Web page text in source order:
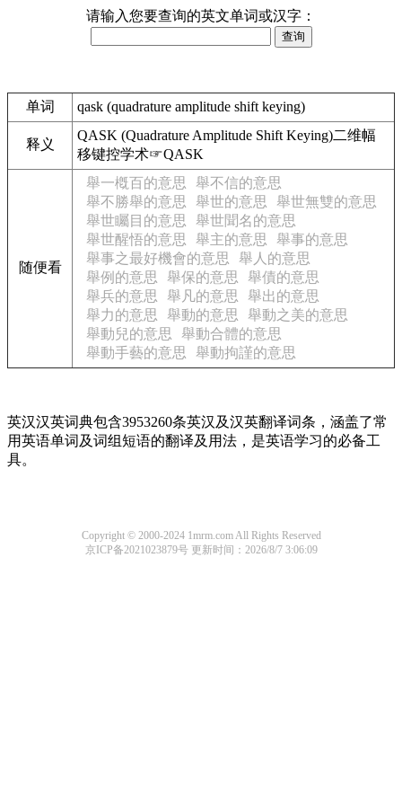
请输入您要查询的英文单词或汉字：
单词 qask (quadrature amplitude shift keying)
释义
QASK (Quadrature Amplitude Shift Keying)二维幅
移键控学术☞QASK
随便看
舉一槪百的意思
舉不信的意思
舉不勝舉的意思
舉世的意思
舉世無雙的意思
舉世矚目的意思
舉世聞名的意思
舉世醒悟的意思
舉主的意思
舉事的意思
舉事之最好機會的意思
舉人的意思
舉例的意思
舉保的意思
舉債的意思
舉兵的意思
舉凡的意思
舉出的意思
舉力的意思
舉動的意思
舉動之美的意思
舉動兒的意思
舉動合體的意思
舉動手藝的意思
舉動拘謹的意思
英汉汉英词典包含3953260条英汉及汉英翻译词条，涵盖了常
用英语单词及词组短语的翻译及用法，是英语学习的必备工
具。
Copyright © 2000-2024 1mrm.com All Rights Reserved
京ICP备2021023879号 更新时间：2026/8/7 3:06:09